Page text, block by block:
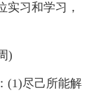
实习和学习，
)
(1)尽己所能解